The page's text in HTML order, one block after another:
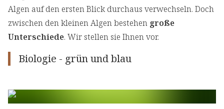
Algen auf den ersten Blick durchaus verwechseln. Doch
zwischen den kleinen Algen bestehen große
Unterschiede. Wir stellen sie Ihnen vor.
Biologie - grün und blau